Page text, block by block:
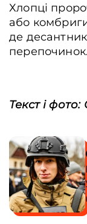
Хлопці
або
де
перепочинок.
Текст i